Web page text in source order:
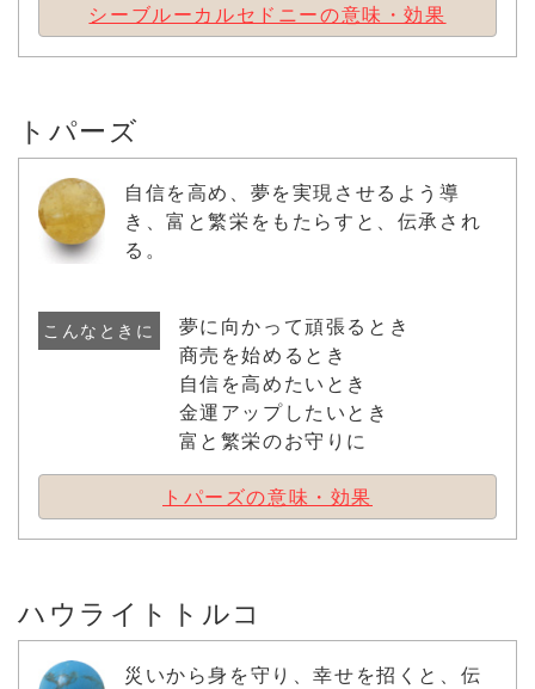
シーブルーカルセドニーの意味・効果
トパーズ
自信を高め、夢を実現させるよう導
き、富と繁栄をもたらすと、伝承され
る。
こんなときに
夢に向かって頑張るとき
商売を始めるとき
自信を高めたいとき
金運アップしたいとき
富と繁栄のお守りに
トパーズの意味・効果
ハウライトトルコ
災いから身を守り、幸せを招くと、伝